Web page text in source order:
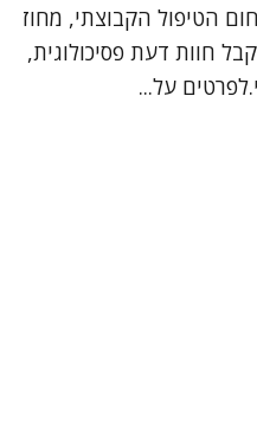
הטיפול הקבוצתי, מחוז
חוות דעת פסיכולוגית,
על...